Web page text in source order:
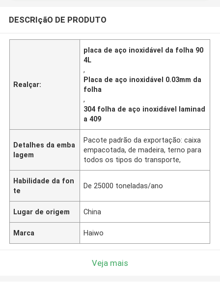
DESCRIçãO DE PRODUTO
Realçar:
placa de aço inoxidável da folha 90
4L
,
Placa de aço inoxidável 0.03mm da
folha
,
304 folha de aço inoxidável laminad
a 409
Detalhes da emba
lagem
Pacote padrão da exportação: caixa
empacotada, de madeira, terno para
todos os tipos do transporte,
Habilidade da fon
te
De 25000 toneladas/ano
Lugar de origem China
Marca Haiwo
Veja mais